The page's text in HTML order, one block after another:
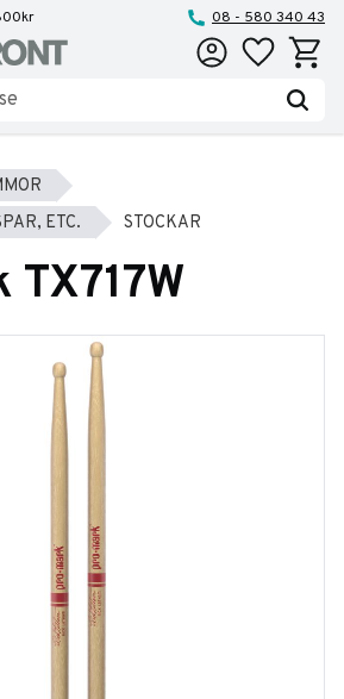
08 - 580 340 43
Favoriter
ETC.
STOCKAR